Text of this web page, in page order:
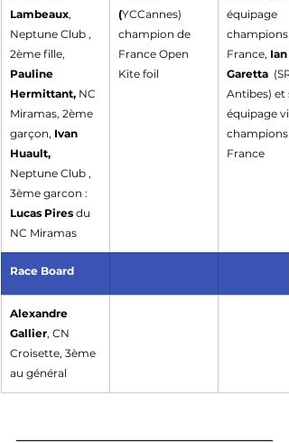
Lambeaux,
Neptune Club ,
2ème fille,
Pauline
Hermittant, NC
Miramas, 2ème
garçon, Ivan
Huault,
Neptune Club ,
3ème garcon :
Lucas Pires du
NC Miramas
(YCCannes)
champion de
France Open
Kite foil
équipage
champions
France, Ian
Garetta (SR
Antibes) et
équipage
champions
France
Race Board
Alexandre
Gallier, CN
Croisette, 3ème
au général